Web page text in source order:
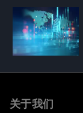
关于我们